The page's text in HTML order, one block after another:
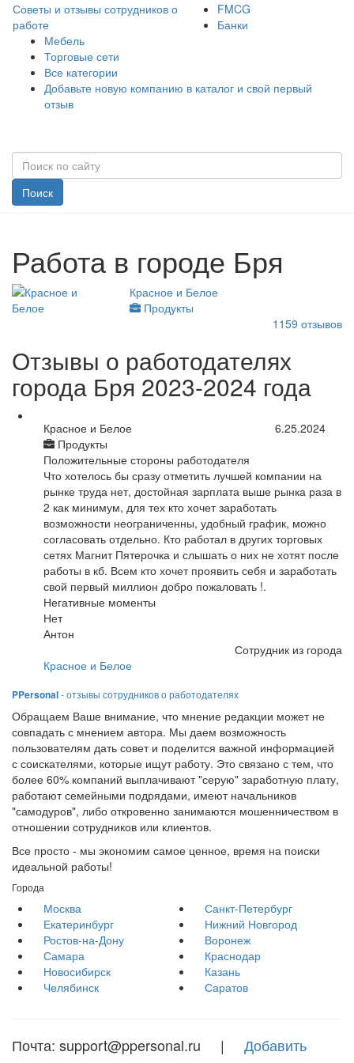
Советы и отзывы сотрудников о
работе
FMCG
Банки
Мебель
Торговые сети
Все категории
Добавьте новую компанию в каталог и свой первый
отзыв
Поиск
Работа в городе Бря
Красное и Белое
Продукты
1159 отзывов
Отзывы о работодателях
города Бря 2023-2024 года
Красное и Белое
Продукты
6.25.2024
Положительные стороны работодателя
Что хотелось бы сразу отметить лучшей компании на
рынке труда нет, достойная зарплата выше рынка раза в
2 как минимум, для тех кто хочет заработать
возможности неограниченны, удобный график, можно
согласовать отдельно. Кто работал в других торговых
сетях Магнит Пятерочка и слышать о них не хотят после
работы в кб. Всем кто хочет проявить себя и заработать
свой первый миллион добро пожаловать !.
Негативные моменты
Нет
Антон
Сотрудник из города
Красное и Белое
PPersonal- отзывы сотрудников о работодателях
Обращаем Ваше внимание, что мнение редакции может не
совпадать с мнением автора. Мы даем возможность
пользователям дать совет и поделится важной информацией
с соискателями, которые ищут работу. Это связано с тем, что
более 60% компаний выплачивают "серую" заработную плату,
работают семейными подрядами, имеют начальников
"самодуров", либо откровенно занимаются мошенничеством в
отношении сотрудников или клиентов.
Все просто - мы экономим самое ценное, время на поиски
идеальной работы!
Города
Москва
Санкт-Петербург
Екатеринбург
Нижний Новгород
Ростов-на-Дону
Воронеж
Самара
Краснодар
Новосибирск
Казань
Челябинск
Саратов
Почта: support@ppersonal.ru | Добавить